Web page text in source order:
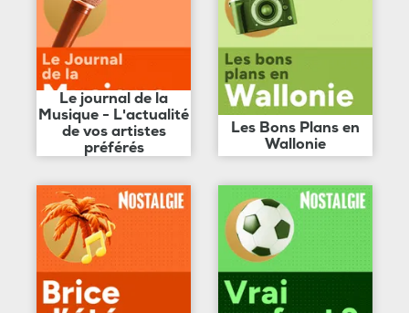
Le journal de la
Musique - L'actualité
de vos artistes
préférés
Les Bons Plans en
Wallonie